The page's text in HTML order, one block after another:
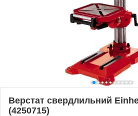
Верстат свердлильний
(4250715)